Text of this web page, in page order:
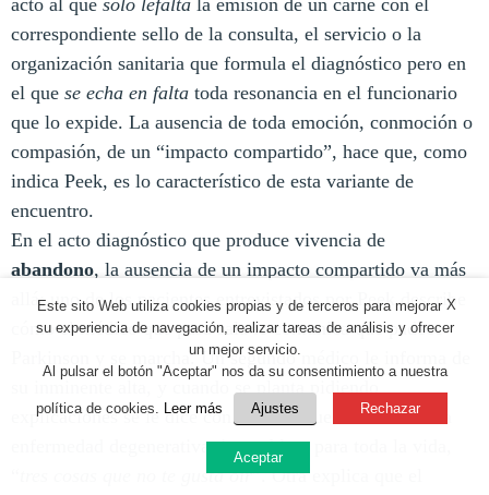
correspondiente sello de la consulta, el servicio o la
organización sanitaria que formula el diagnóstico pero en
el que se echa en falta toda resonancia en el funcionario
que lo expide. La ausencia de toda emoción, conmoción o
compasión, de un “impacto compartido”, hace que, como
indica Peek, es lo característico de esta variante de
encuentro.
En el acto diagnóstico que produce vivencia de
abandono, la ausencia de un impacto compartido va más
allá; uno de los pacientes entrevistados por Peek describe
cómo el médico que pasa sala le comunica que padece
Parkinson y se marcha. Un segundo médico le informa de
su inminente alta, y cuando se planta pidiendo
explicaciones se le dice con frialdad que se trata de una
enfermedad degenerativa, incurable y para toda la vida,
tres cosas que no te gusta oír”. Otra explica que el
X
Este sito Web utiliza cookies propias y de terceros para mejorar
su experiencia de navegación, realizar tareas de análisis y ofrecer
un mejor servicio.
Al pulsar el botón "Aceptar" nos da su consentimiento a nuestra
política de cookies. Leer más Ajustes Rechazar
Aceptar